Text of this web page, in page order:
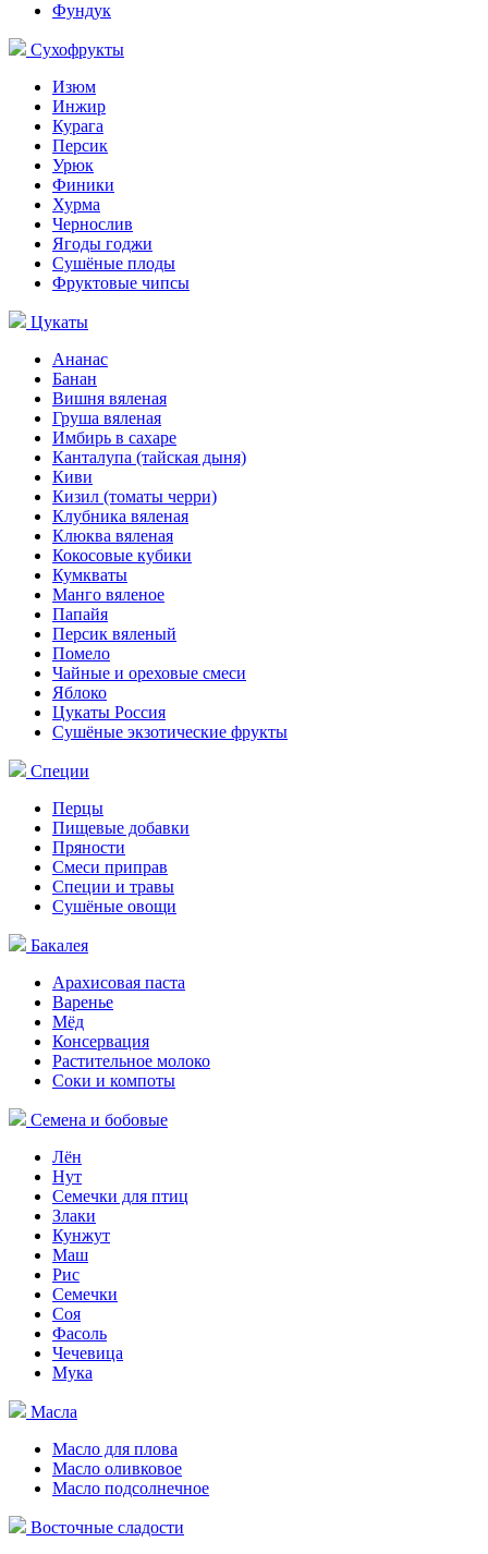
Фундук
Сухофрукты
Изюм
Инжир
Курага
Персик
Урюк
Финики
Хурма
Чернослив
Ягоды годжи
Сушёные плоды
Фруктовые чипсы
Цукаты
Ананас
Банан
Вишня вяленая
Груша вяленая
Имбирь в сахаре
Канталупа (тайская дыня)
Киви
Кизил (томаты черри)
Клубника вяленая
Клюква вяленая
Кокосовые кубики
Кумкваты
Манго вяленое
Папайя
Персик вяленый
Помело
Чайные и ореховые смеси
Яблоко
Цукаты Россия
Сушёные экзотические фрукты
Специи
Перцы
Пищевые добавки
Пряности
Смеси приправ
Специи и травы
Сушёные овощи
Бакалея
Арахисовая паста
Варенье
Мёд
Консервация
Растительное молоко
Соки и компоты
Семена и бобовые
Лён
Нут
Семечки для птиц
Злаки
Кунжут
Маш
Рис
Семечки
Соя
Фасоль
Чечевица
Мука
Масла
Масло для плова
Масло оливковое
Масло подсолнечное
Восточные сладости